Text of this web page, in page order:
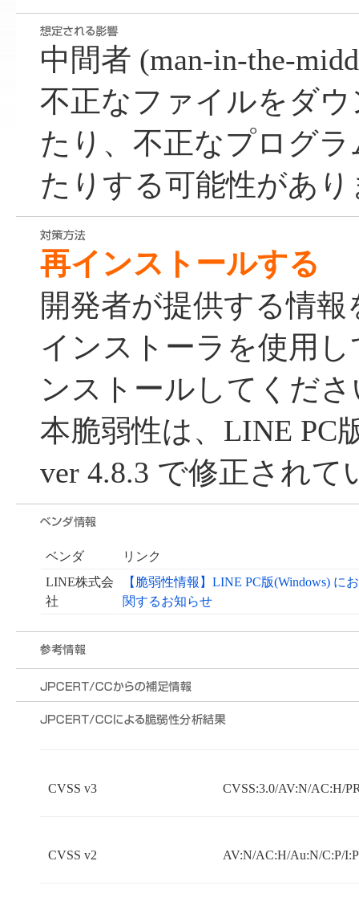
中間者 (man-in-the-
不正なファイルをダ
たり、不正なプログ
たりする可能性があり
再インストールする
開発者が提供する情
インストーラを使用
ンストールしてくださ
本脆弱性は、LINE PC
ver 4.8.3 で修正されて
ベンダ
リンク
LINE株式会
社
【脆弱性情報】LINE PC版(Windows)
関するお知らせ
CVSS v3 CVSS:3.0/AV:N/AC:H/
CVSS v2 AV:N/AC:H/Au:N/C:P/